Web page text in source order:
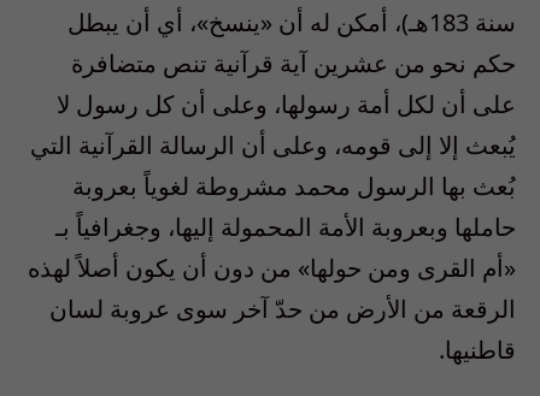
سنة 183هـ)، أمكن له أن «ينسخ»، أي أن يبطل
حكم نحو من عشرين آية قرآنية تنص متضافرة
على أن لكل أمة رسولها، وعلى أن كل رسول لا
يُبعث إلا إلى قومه، وعلى أن الرسالة القرآنية التي
بُعث بها الرسول محمد مشروطة لغوياً بعروبة
حاملها وبعروبة الأمة المحمولة إليها، وجغرافياً بـ
«أم القرى ومن حولها» من دون أن يكون أصلاً لهذه
الرقعة من الأرض من حدّ آخر سوى عروبة لسان
قاطنيها.